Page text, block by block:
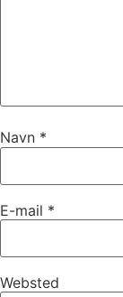
Navn *
E-mail *
Websted